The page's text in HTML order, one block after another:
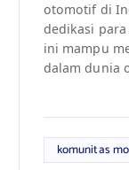
otomotif di
dedikasi
ini mampu
dalam dunia
komunitas